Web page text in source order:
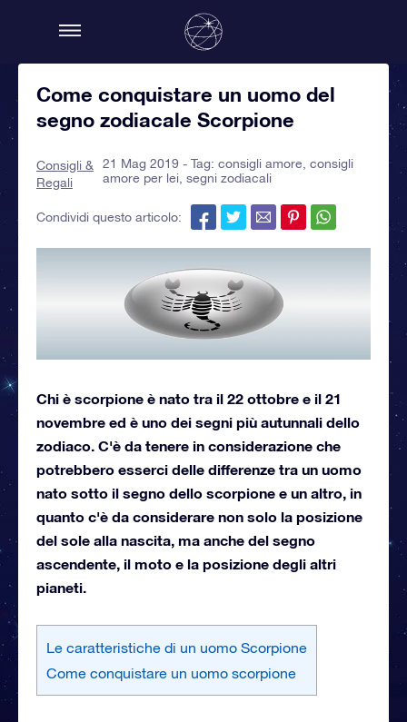
Come conquistare un uomo del
segno zodiacale Scorpione
Consigli &
Regali
21 Mag 2019 - Tag: consigli amore consigli
amore per lei, segni zodiacali
Condividi questo articolo:
Chi è scorpione è nato tra il 22 ottobre e il 21
novembre ed è uno dei segni più autunnali dello
zodiaco. C'è da tenere in considerazione che
potrebbero esserci delle differenze tra un uomo
nato sotto il segno dello scorpione e un altro, in
quanto c'è da considerare non solo la posizione
del sole alla nascita, ma anche del segno
ascendente, il moto e la posizione degli altri
pianeti.
Le caratteristiche di un uomo Scorpione
Come conquistare un uomo scorpione